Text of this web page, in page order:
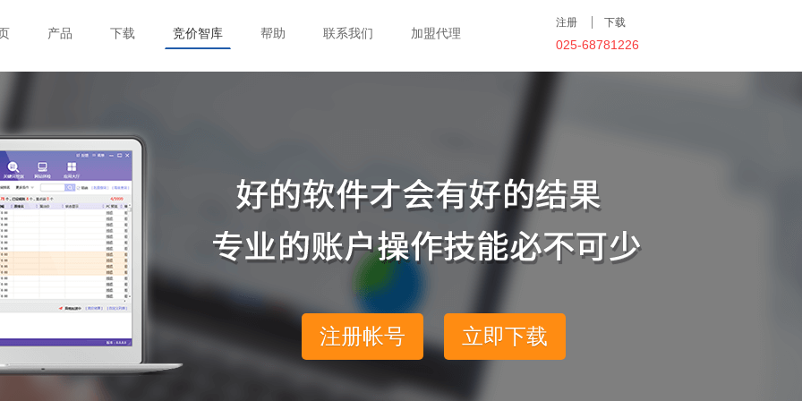
产品 下载 竞价智库 帮助 联系我们 加盟代理
注册 下载
025-68781226
注册帐号 立即下载